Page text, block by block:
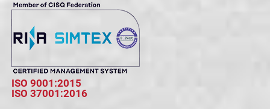
ISO 9001:2015
ISO 37001:2016